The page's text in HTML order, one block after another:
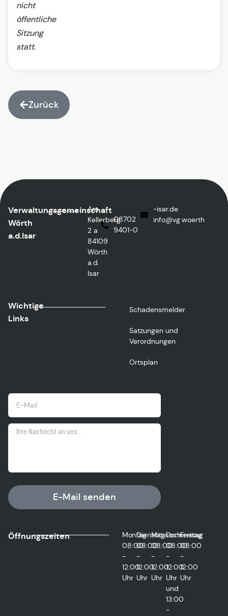
nicht
öffentliche
Sitzung
statt.
Zurück
Verwaltungsgemeinschaft
Wörth
a.d.Isar
Am
Kellerberg
2 a
84109
Wörth
a.d.
Isar
08702
9401-0
ed.rasi-
htreow.gv
@ofni
Wichtige
Links
Schadensmelder
Satzungen und
Verordnungen
Ortsplan
E-Mail senden
Öffnungszeiten
Montag
08:00
-
12:00
Uhr
Dienstag
08:00
-
12:00
Uhr
Mittwoch
08:00
-
12:00
Uhr
Donnerstag
08:00
-
12:00
Uhr
und
13:00
-
Freitag
08:00
-
12:00
Uhr